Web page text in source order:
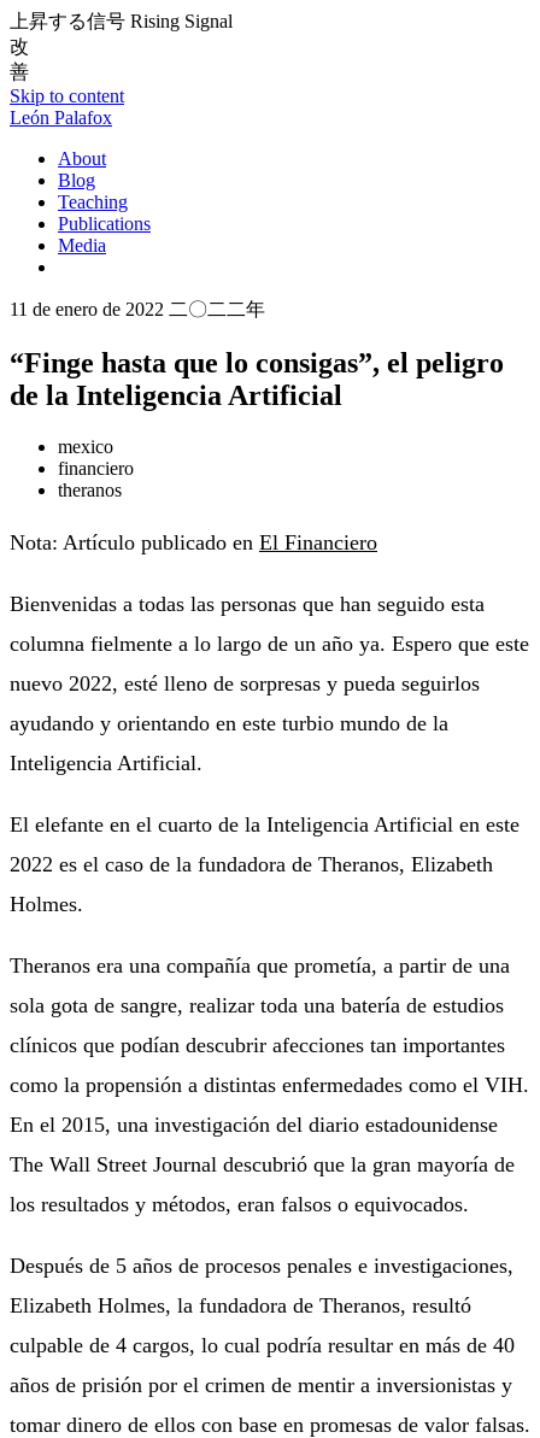
上昇する信号 Rising Signal
改
善
Skip to content
León Palafox
About
Blog
Teaching
Publications
Media
11 de enero de 2022 二〇二二年
“Finge hasta que lo consigas”, el peligro
de la Inteligencia Artificial
mexico
financiero
theranos
Nota: Artículo publicado en El Financiero
Bienvenidas a todas las personas que han seguido esta
columna fielmente a lo largo de un año ya. Espero que este
nuevo 2022, esté lleno de sorpresas y pueda seguirlos
ayudando y orientando en este turbio mundo de la
Inteligencia Artificial.
El elefante en el cuarto de la Inteligencia Artificial en este
2022 es el caso de la fundadora de Theranos, Elizabeth
Holmes.
Theranos era una compañía que prometía, a partir de una
sola gota de sangre, realizar toda una batería de estudios
clínicos que podían descubrir afecciones tan importantes
como la propensión a distintas enfermedades como el VIH.
En el 2015, una investigación del diario estadounidense
The Wall Street Journal descubrió que la gran mayoría de
los resultados y métodos, eran falsos o equivocados.
Después de 5 años de procesos penales e investigaciones,
Elizabeth Holmes, la fundadora de Theranos, resultó
culpable de 4 cargos, lo cual podría resultar en más de 40
años de prisión por el crimen de mentir a inversionistas y
tomar dinero de ellos con base en promesas de valor falsas.